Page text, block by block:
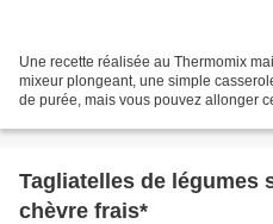
Une recette réalisée au Thermomix
mixeur plongeant, une simple
de purée, mais vous pouvez allonger
Tagliatelles de légumes
chèvre frais*